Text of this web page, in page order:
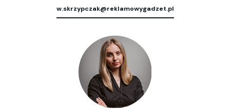
w.skrzypczak@reklamowygadzet.pl